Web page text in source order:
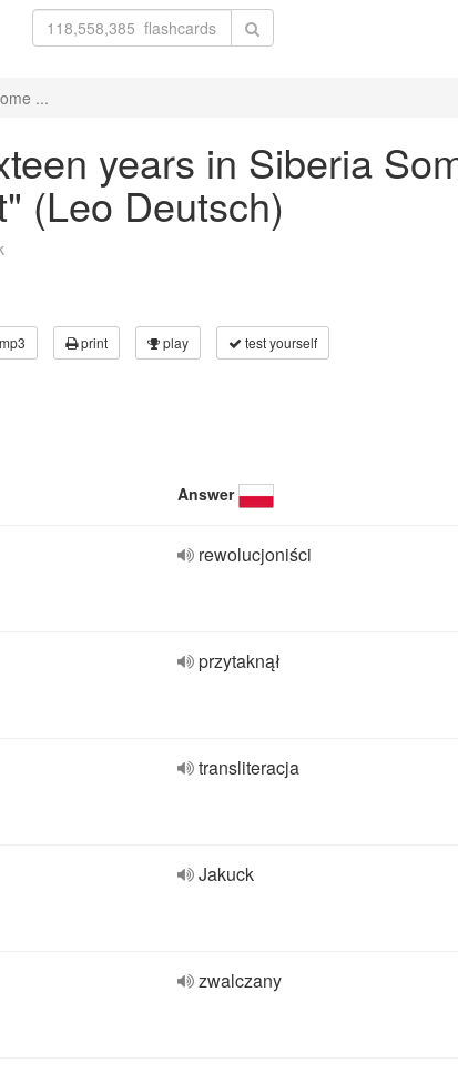
...
years in Siberia
(Leo Deutsch)
print play test yourself
Answer
rewolucjoniści
przytaknął
transliteracja
Jakuck
zwalczany